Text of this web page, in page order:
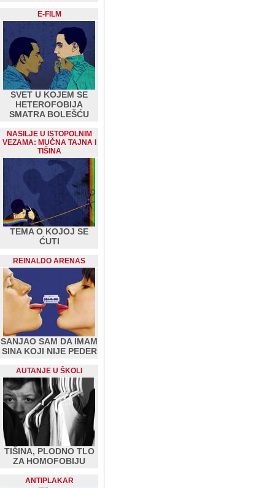
E-FILM
SVET U KOJEM SE
HETEROFOBIJA
SMATRA BOLEŠĆU
NASILJE U ISTOPOLNIM
VEZAMA: MUČNA TAJNA I
TIŠINA
TEMA O KOJOJ SE
ĆUTI
REINALDO ARENAS
SANJAO SAM DA IMAM
SINA KOJI NIJE PEDER
AUTANJE U ŠKOLI
TIŠINA, PLODNO TLO
ZA HOMOFOBIJU
ANTIPLAKAR